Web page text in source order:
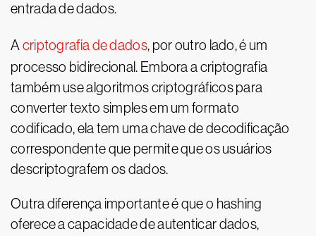
entrada de dados.
A criptografia de dados, por outro lado, é um
processo bidirecional. Embora a criptografia
também use algoritmos criptográficos para
converter texto simples em um formato
codificado, ela tem uma chave de decodificação
correspondente que permite que os usuários
descriptografem os dados.
Outra diferença importante é que o hashing
oferece a capacidade de autenticar dados,